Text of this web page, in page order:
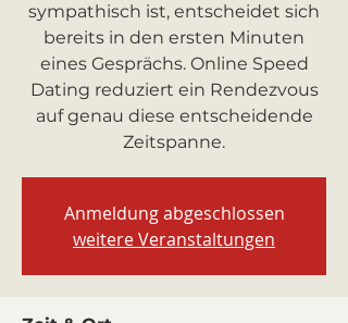
sympathisch ist, entscheidet sich
bereits in den ersten Minuten
eines Gesprächs. Online Speed
Dating reduziert ein Rendezvous
auf genau diese entscheidende
Zeitspanne.
Anmeldung abgeschlossen
weitere Veranstaltungen